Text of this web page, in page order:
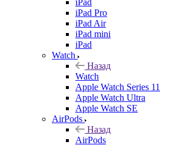
iPad
iPad Pro
iPad Air
iPad mini
iPad
Watch
Назад
Watch
Apple Watch Series 11
Apple Watch Ultra
Apple Watch SE
AirPods
Назад
AirPods